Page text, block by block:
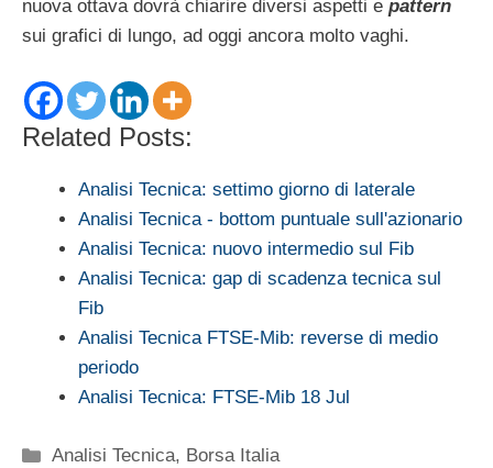
nuova ottava dovrà chiarire diversi aspetti e pattern
sui grafici di lungo, ad oggi ancora molto vaghi.
Related Posts:
Analisi Tecnica: settimo giorno di laterale
Analisi Tecnica - bottom puntuale sull'azionario
Analisi Tecnica: nuovo intermedio sul Fib
Analisi Tecnica: gap di scadenza tecnica sul
Fib
Analisi Tecnica FTSE-Mib: reverse di medio
periodo
Analisi Tecnica: FTSE-Mib 18 Jul
Categorie
Analisi Tecnica, Borsa Italia